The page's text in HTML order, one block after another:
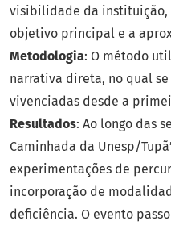
visibilidade da instituição,
objetivo principal e a
Metodologia: O método
narrativa direta, no qual
vivenciadas desde a
Resultados: Ao longo das
Caminhada da Unesp/
experimentações de
incorporação de
deficiência. O evento